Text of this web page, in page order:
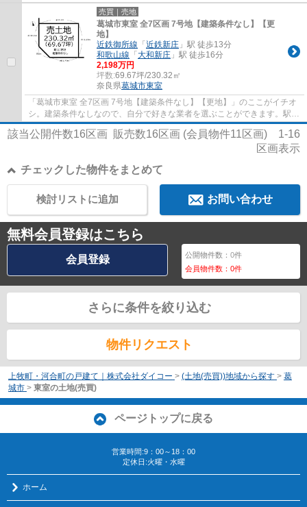
227.28㎡(公簿)でイチオシ。前面道路6m以上は...
売買｜売地
葛城市東室 全7区画 7号地【建築条件なし】【更
地】
近鉄御所線 「 近鉄新庄 」駅 徒歩13分
和歌山線 「 大和新庄 」駅 徒歩16分
2,198万円
坪数:69.67坪/230.32㎡
奈良県葛城市東室
「葛城市東室 全7区画 7号地【建築条件なし】【更地】」のここがイチオ
シ。建築条件なしなので、自分で好きな業者を選ぶことができます。駅ま
で徒歩13分の場所に立地しています。土地...
該当公開件数16区画 販売数16区画 (会員物件11区画) 1-16
区画表示
チェックした物件をまとめて
お問い合わせ
検討リストに追加
無料会員登録はこちら
会員登録 公開物件数：0件
会員物件数：0件
さらに条件を絞り込む
物件リクエスト
上牧町・河合町の戸建て｜株式会社ダイコー > (土地(売買))地域から探す > 葛
城市 > 東室の土地(売買)
ページトップに戻る
営業時間:9：00～18：00
定休日:火曜・水曜
ホーム